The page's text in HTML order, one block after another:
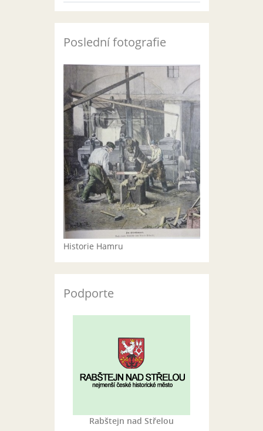
Poslední fotografie
Historie Hamru
Podporte
Rabštejn nad Střelou